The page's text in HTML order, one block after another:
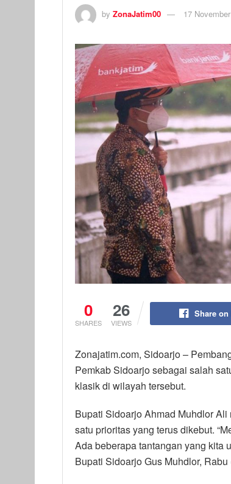
by ZonaJatim00 17
0
SHARES
26
VIEWS
Share on
Zonajatim.com, Sidoarjo –
Pemkab Sidoarjo sebagai salah
klasik di wilayah tersebut.
Bupati Sidoarjo Ahmad Muhdlor
satu prioritas yang terus dikebut.
Ada beberapa tantangan yang kita
Bupati Sidoarjo Gus Muhdlor, Rabu